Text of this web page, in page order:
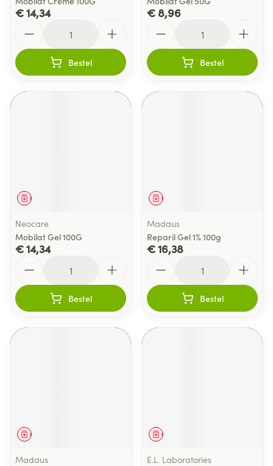
€ 14,34
Bestel
€ 8,96
Bestel
Geneesmiddel
Neocare
Mobilat Gel 100G
€ 14,34
Bestel
Geneesmiddel
Madaus
Reparil Gel 1% 100g
€ 16,38
Bestel
Geneesmiddel
Madaus
Geneesmiddel
E.L. Laboratories